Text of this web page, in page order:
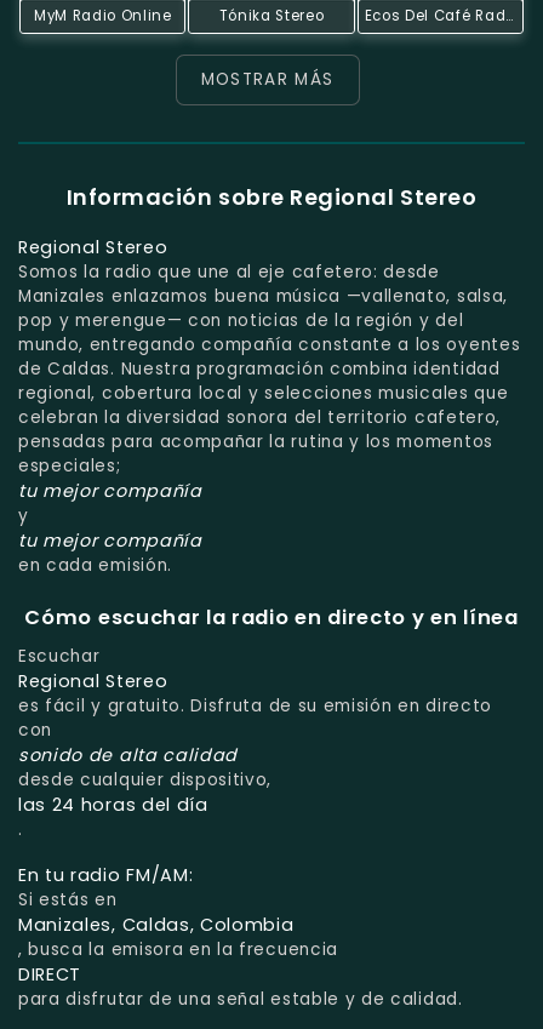
MyM Radio Online Tónika Stereo Ecos Del Café Radio
MOSTRAR MÁS
Información sobre Regional Stereo
Regional Stereo
Somos la radio que une al eje cafetero: desde
Manizales enlazamos buena música —vallenato, salsa,
pop y merengue— con noticias de la región y del
mundo, entregando compañía constante a los oyentes
de Caldas. Nuestra programación combina identidad
regional, cobertura local y selecciones musicales que
celebran la diversidad sonora del territorio cafetero,
pensadas para acompañar la rutina y los momentos
especiales;
tu mejor compañía
y
tu mejor compañía
en cada emisión.
Cómo escuchar la radio en directo y en línea
Escuchar
Regional Stereo
es fácil y gratuito. Disfruta de su emisión en directo
con
sonido de alta calidad
desde cualquier dispositivo,
las 24 horas del día
.
En tu radio FM/AM:
Si estás en
Manizales, Caldas, Colombia
, busca la emisora en la frecuencia
DIRECT
para disfrutar de una señal estable y de calidad.